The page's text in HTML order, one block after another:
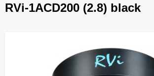
RVi-1ACD200 (2.8) black